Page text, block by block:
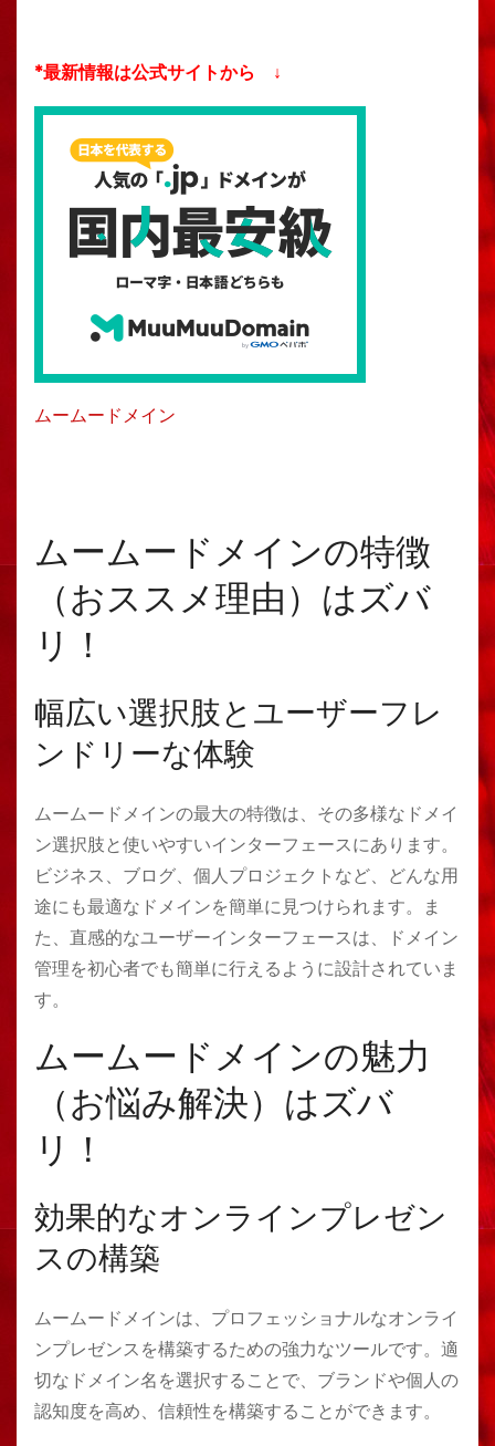
*最新情報は公式サイトから ↓
ムームードメイン
ムームードメインの特徴
（おススメ理由）はズバ
リ！
幅広い選択肢とユーザーフレ
ンドリーな体験
ムームードメインの最大の特徴は、その多様なドメイ
ン選択肢と使いやすいインターフェースにあります。
ビジネス、ブログ、個人プロジェクトなど、どんな用
途にも最適なドメインを簡単に見つけられます。ま
た、直感的なユーザーインターフェースは、ドメイン
管理を初心者でも簡単に行えるように設計されていま
す。
ムームードメインの魅力
（お悩み解決）はズバ
リ！
効果的なオンラインプレゼン
スの構築
ムームードメインは、プロフェッショナルなオンライ
ンプレゼンスを構築するための強力なツールです。適
切なドメイン名を選択することで、ブランドや個人の
認知度を高め、信頼性を構築することができます。